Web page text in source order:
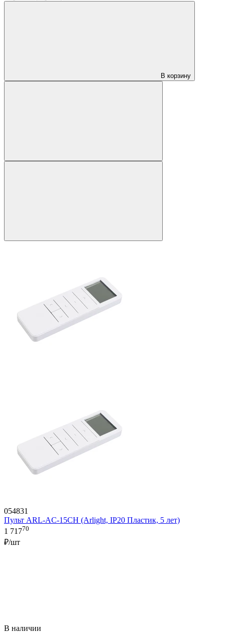
В корзину
054831
Пульт ARL-AC-15CH (Arlight, IP20 Пластик, 5 лет)
1 71770
₽/шт
В наличии